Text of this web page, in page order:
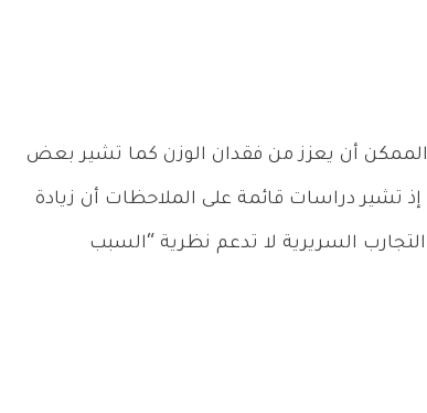
أن يعزز من فقدان الوزن كما تشير بعض
تشير دراسات قائمة على الملاحظات أن زيادة
السريرية لا تدعم نظرية “السبب